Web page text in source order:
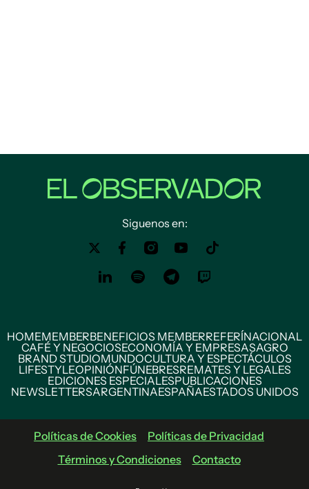
Siguenos en:
HOMEMEMBERBENEFICIOS MEMBERREFERÍNACIONAL
CAFÉ Y NEGOCIOSECONOMÍA Y EMPRESASAGRO
BRAND STUDIOMUNDOCULTURA Y ESPECTÁCULOS
LIFESTYLEOPINIÓNFÚNEBRESREMATES Y LEGALES
EDICIONES ESPECIALESPUBLICACIONES
NEWSLETTERSARGENTINAESPAÑAESTADOS UNIDOS
Políticas de Cookies
Políticas de Privacidad
Términos y Condiciones
Contacto